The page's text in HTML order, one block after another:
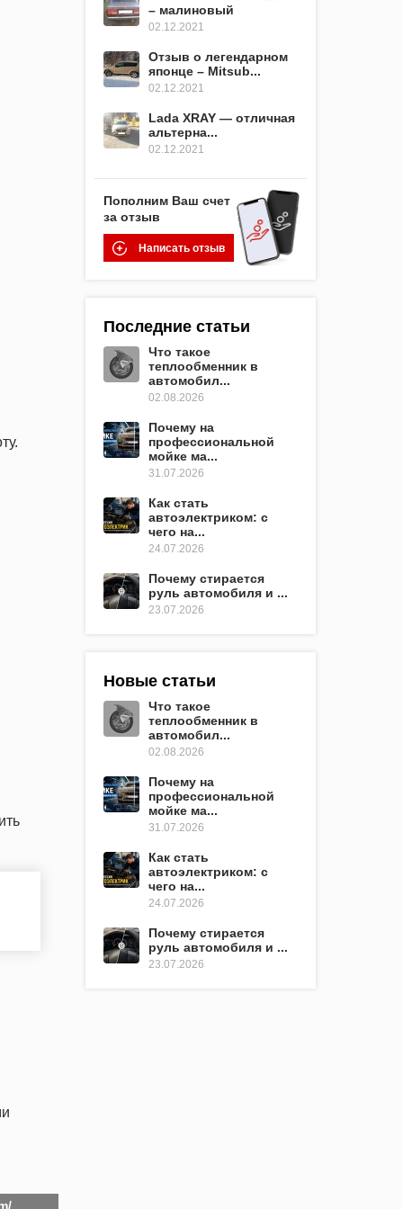
– малиновый
02.12.2021
Отзыв о легендарном
японце – Mitsub...
02.12.2021
Lada XRAY — отличная
альтерна...
02.12.2021
Пополним Ваш счет
за отзыв
Написать отзыв
Последние статьи
Что такое
теплообменник в
автомобил...
02.08.2026
Почему на
профессиональной
мойке ма...
31.07.2026
Как стать
автоэлектриком: с
чего на...
24.07.2026
Почему стирается
руль автомобиля и ...
23.07.2026
Новые статьи
Что такое
теплообменник в
автомобил...
02.08.2026
Почему на
профессиональной
мойке ма...
31.07.2026
Как стать
автоэлектриком: с
чего на...
24.07.2026
Почему стирается
руль автомобиля и ...
23.07.2026